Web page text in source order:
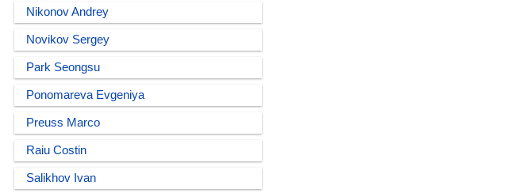
Nikonov Andrey
Novikov Sergey
Park Seongsu
Ponomareva Evgeniya
Preuss Marco
Raiu Costin
Salikhov Ivan